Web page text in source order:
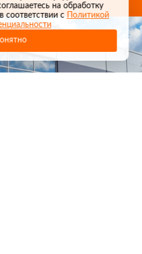
на обработку
соответствии сПолитикой
Понятно